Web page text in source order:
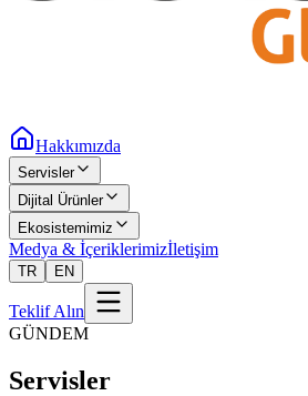
Hakkımızda
Servisler
Dijital Ürünler
Ekosistemimiz
Medya & İçeriklerimizİletişim
TR EN
Teklif Alın
GÜNDEM
Servisler